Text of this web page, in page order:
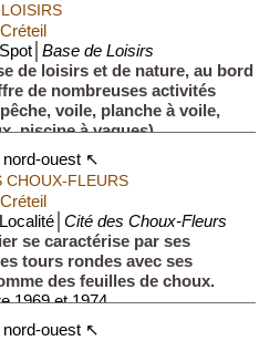
Base de Loisirs
de loisirs et de nature, au bord
de nombreuses activités
voile, planche à voile,
piscine à vagues).
nord-ouest ↖
CHOUX-FLEURS
Cité des Choux-Fleurs
se caractérise par ses
tours rondes avec ses
des feuilles de choux.
1969 et 1974.
nord-ouest ↖